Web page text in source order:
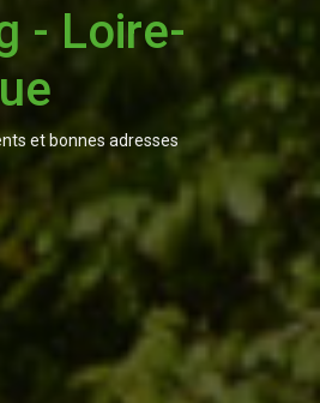
- Loire-
et bonnes adresses